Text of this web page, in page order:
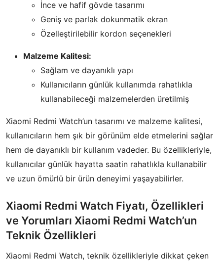
İnce ve hafif gövde tasarımı
Geniş ve parlak dokunmatik ekran
Özelleştirilebilir kordon seçenekleri
Malzeme Kalitesi:
Sağlam ve dayanıklı yapı
Kullanıcıların günlük kullanımda rahatlıkla
kullanabileceği malzemelerden üretilmiş
Xiaomi Redmi Watch’un tasarımı ve malzeme kalitesi,
kullanıcıların hem şık bir görünüm elde etmelerini sağlar
hem de dayanıklı bir kullanım vadeder. Bu özellikleriyle,
kullanıcılar günlük hayatta saatin rahatlıkla kullanabilir
ve uzun ömürlü bir ürün deneyimi yaşayabilirler.
Xiaomi Redmi Watch Fiyatı, Özellikleri
ve Yorumları Xiaomi Redmi Watch’un
Teknik Özellikleri
Xiaomi Redmi Watch, teknik özellikleriyle dikkat çeken